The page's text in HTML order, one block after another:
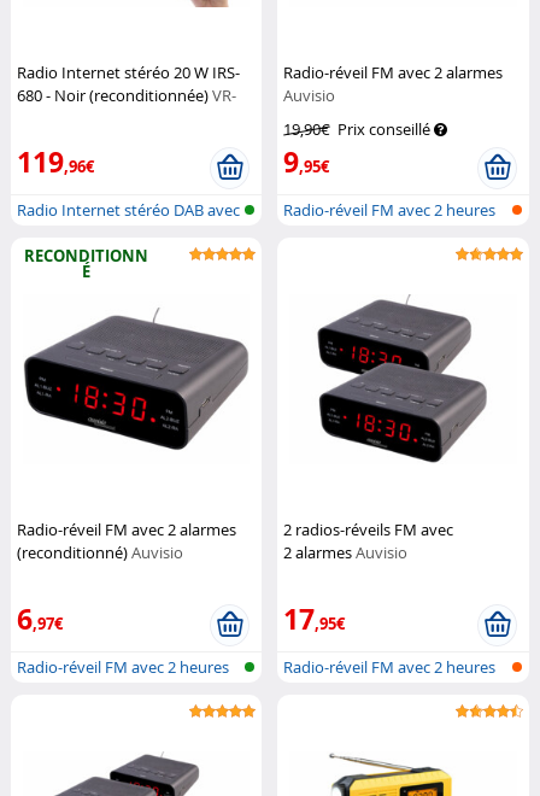
Radio Internet stéréo 20 W IRS-
680 - Noir (reconditionnée)VR-
119,96€
Radio Internet stéréo DAB avec
Radio-réveil FM avec 2 alarmes
Auvisio
19,90€ Prix conseillé
9,95€
Radio-réveil FM avec 2 heures
RECONDITIONN
É
Radio-réveil FM avec 2 alarmes
(reconditionné)Auvisio
6,97€
Radio-réveil FM avec 2 heures
2 radios-réveils FM avec
2 alarmesAuvisio
17,95€
Radio-réveil FM avec 2 heures